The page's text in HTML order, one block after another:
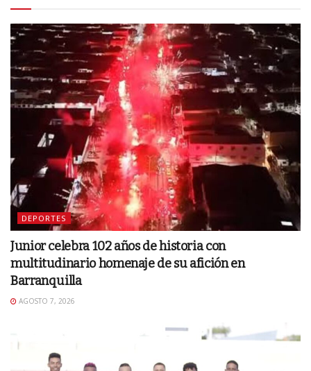
DEPORTES
Junior celebra 102 años de historia con
multitudinario homenaje de su afición en
Barranquilla
AGOSTO 7, 2026